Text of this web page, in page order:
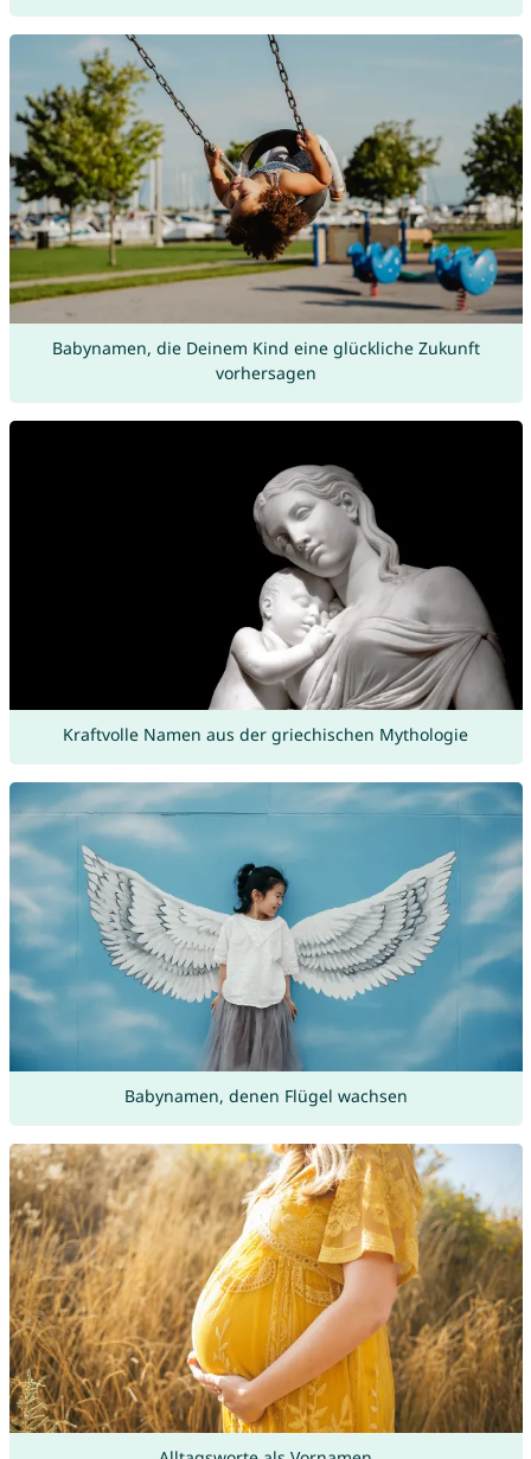
Babynamen, die Deinem Kind eine glückliche Zukunft
vorhersagen
Kraftvolle Namen aus der griechischen Mythologie
Babynamen, denen Flügel wachsen